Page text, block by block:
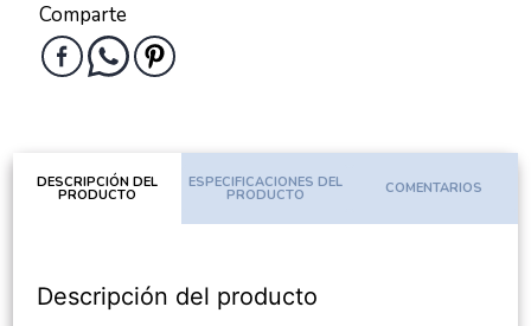
Comparte
DESCRIPCIÓN DEL
PRODUCTO
ESPECIFICACIONES DEL
PRODUCTO COMENTARIOS
Descripción del producto